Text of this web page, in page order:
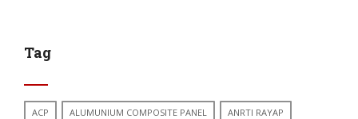
Tag
ACP ALUMUNIUM COMPOSITE PANEL ANRTI RAYAP